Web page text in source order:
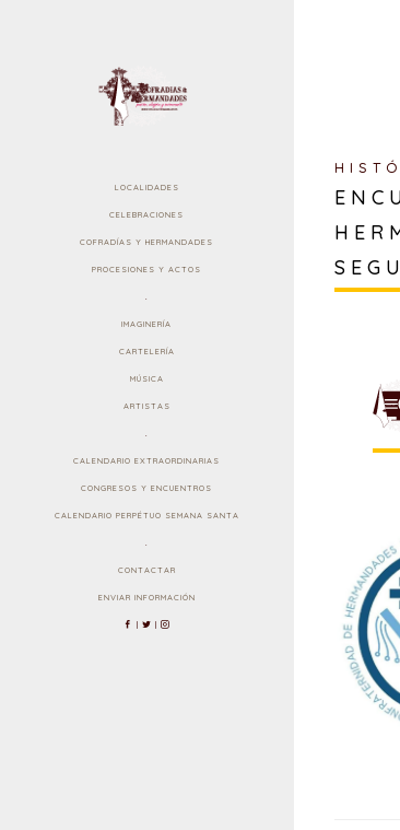
LOCALIDADES
CELEBRACIONES
COFRADÍAS Y HERMANDADES
PROCESIONES Y ACTOS
.
IMAGINERÍA
CARTELERÍA
MÚSICA
ARTISTAS
.
CALENDARIO EXTRAORDINARIAS
CONGRESOS Y ENCUENTROS
CALENDARIO PERPÉTUO SEMANA SANTA
.
CONTACTAR
ENVIAR INFORMACIÓN
| |